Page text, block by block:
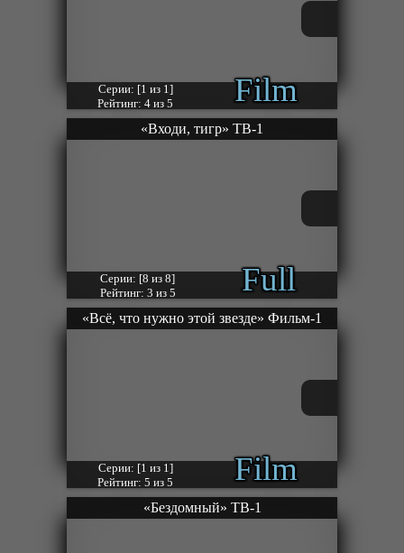
Серии: [1 из 1]
Рейтинг: 4 из 5
Film
Серии: [8 из 8]
Рейтинг: 3 из 5
Full
«Входи, тигр» ТВ-1
Серии: [1 из 1]
Рейтинг: 5 из 5
Film
«Всё, что нужно этой звезде» Фильм-1
«Бездомный» ТВ-1